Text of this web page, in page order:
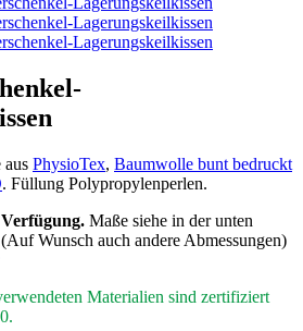
PhysioTex, Baumwolle bunt bedruckt
. Füllung Polypropylenperlen.
Maße siehe in der unten
Wunsch auch andere Abmessungen)
Materialien sind zertifiziert